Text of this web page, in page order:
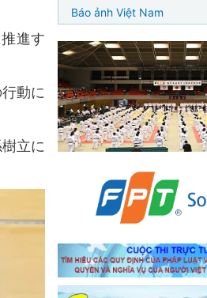
進す
動に
立に
Báo ảnh Việt Nam